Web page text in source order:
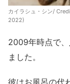
カイラシュ・シン/
2022)
2009年時点で
ました。
彼はお風呂の代